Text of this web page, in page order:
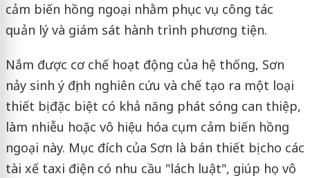
cảm biến hồng ngoại nhằm phục vụ công tác
quản lý và giám sát hành trình phương tiện.
Nắm được cơ chế hoạt động của hệ thống, Sơn
nảy sinh ý định nghiên cứu và chế tạo ra một loại
thiết bị đặc biệt có khả năng phát sóng can thiệp,
làm nhiễu hoặc vô hiệu hóa cụm cảm biến hồng
ngoại này. Mục đích của Sơn là bán thiết bị cho các
tài xế taxi điện có nhu cầu "lách luật", giúp họ vô